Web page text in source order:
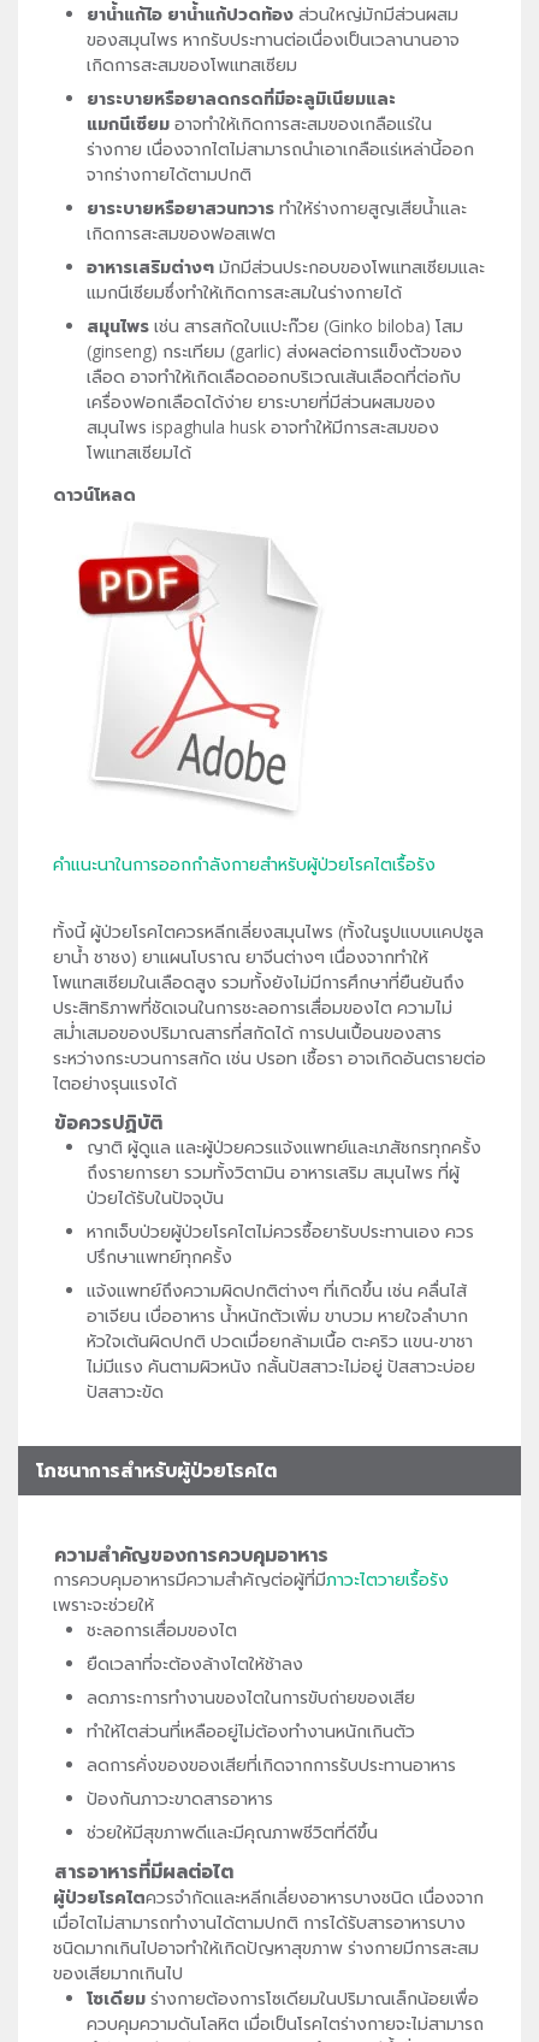
ยาน้ำแก้ไอ ยาน้ำแก้ปวดท้อง ส่วนใหญ่มักมีส่วนผสม
ของสมุนไพร หากรับประทานต่อเนื่องเป็นเวลานานอาจ
เกิดการสะสมของโพแทสเซียม
ยาระบายหรือยาลดกรดที่มีอะลูมิเนียมและ
แมกนีเซียม อาจทำให้เกิดการสะสมของเกลือแร่ใน
ร่างกาย เนื่องจากไตไม่สามารถนำเอาเกลือแร่เหล่านี้ออก
จากร่างกายได้ตามปกติ
ยาระบายหรือยาสวนทวาร ทำให้ร่างกายสูญเสียน้ำและ
เกิดการสะสมของฟอสเฟต
อาหารเสริมต่างๆ มักมีส่วนประกอบของโพแทสเซียมและ
แมกนีเซียมซึ่งทำให้เกิดการสะสมในร่างกายได้
สมุนไพร เช่น สารสกัดใบแปะก๊วย (Ginko biloba) โสม
(ginseng) กระเทียม (garlic) ส่งผลต่อการแข็งตัวของ
เลือด อาจทำให้เกิดเลือดออกบริเวณเส้นเลือดที่ต่อกับ
เครื่องฟอกเลือดได้ง่าย ยาระบายที่มีส่วนผสมของ
สมุนไพร ispaghula husk อาจทำให้มีการสะสมของ
โพแทสเซียมได้
ดาวน์โหลด
คำแนะนาในการออกกำลังกายสำหรับผู้ป่วยโรคไตเรื้อรัง
ทั้งนี้ ผู้ป่วยโรคไตควรหลีกเลี่ยงสมุนไพร (ทั้งในรูปแบบแคปซูล
ยาน้ำ ชาชง) ยาแผนโบราณ ยาจีนต่างๆ เนื่องจากทำให้
โพแทสเซียมในเลือดสูง รวมทั้งยังไม่มีการศึกษาที่ยืนยันถึง
ประสิทธิภาพที่ชัดเจนในการชะลอการเสื่อมของไต ความไม่
สม่ำเสมอของปริมาณสารที่สกัดได้ การปนเปื้อนของสาร
ระหว่างกระบวนการสกัด เช่น ปรอท เชื้อรา อาจเกิดอันตรายต่อ
ไตอย่างรุนแรงได้
ข้อควรปฏิบัติ
ญาติ ผู้ดูแล และผู้ป่วยควรแจ้งแพทย์และเภสัชกรทุกครั้ง
ถึงรายการยา รวมทั้งวิตามิน อาหารเสริม สมุนไพร ที่ผู้
ป่วยได้รับในปัจจุบัน
หากเจ็บป่วยผู้ป่วยโรคไตไม่ควรซื้อยารับประทานเอง ควร
ปรึกษาแพทย์ทุกครั้ง
แจ้งแพทย์ถึงความผิดปกติต่างๆ ที่เกิดขึ้น เช่น คลื่นไส้
อาเจียน เบื่ออาหาร น้ำหนักตัวเพิ่ม ขาบวม หายใจลำบาก
หัวใจเต้นผิดปกติ ปวดเมื่อยกล้ามเนื้อ ตะคริว แขน-ขาชา
ไม่มีแรง คันตามผิวหนัง กลั้นปัสสาวะไม่อยู่ ปัสสาวะบ่อย
ปัสสาวะขัด
โภชนาการสำหรับผู้ป่วยโรคไต
ความสำคัญของการควบคุมอาหาร
การควบคุมอาหารมีความสำคัญต่อผู้ที่มีภาวะไตวายเรื้อรัง
เพราะจะช่วยให้
ชะลอการเสื่อมของไต
ยืดเวลาที่จะต้องล้างไตให้ช้าลง
ลดภาระการทำงานของไตในการขับถ่ายของเสีย
ทำให้ไตส่วนที่เหลืออยู่ไม่ต้องทำงานหนักเกินตัว
ลดการคั่งของของเสียที่เกิดจากการรับประทานอาหาร
ป้องกันภาวะขาดสารอาหาร
ช่วยให้มีสุขภาพดีและมีคุณภาพชีวิตที่ดีขึ้น
สารอาหารที่มีผลต่อไต
ผู้ป่วยโรคไตควรจำกัดและหลีกเลี่ยงอาหารบางชนิด เนื่องจาก
เมื่อไตไม่สามารถทำงานได้ตามปกติ การได้รับสารอาหารบาง
ชนิดมากเกินไปอาจทำให้เกิดปัญหาสุขภาพ ร่างกายมีการสะสม
ของเสียมากเกินไป
โซเดียม ร่างกายต้องการโซเดียมในปริมาณเล็กน้อยเพื่อ
ควบคุมความดันโลหิต เมื่อเป็นโรคไตร่างกายจะไม่สามารถ